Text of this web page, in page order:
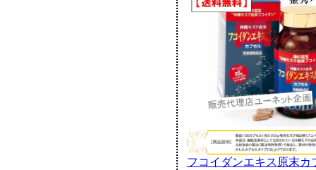
フコイダンエキス原末カ